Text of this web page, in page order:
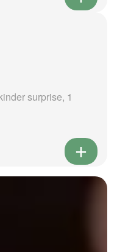
surprise, 1